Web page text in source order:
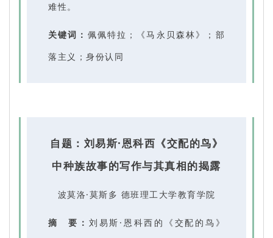
难性。
关键词： 佩佩特拉；《马永贝森林》；部
落主义；身份认同
自题：刘易斯·恩科西《交配的鸟》
中种族故事的写作与其真相的揭露
波莫洛·莫斯多 德班理工大学教育学院
摘 要： 刘易斯·恩科西的《交配的鸟》